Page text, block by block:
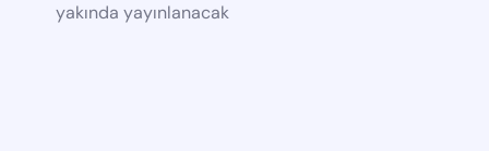
yakında yayınlanacak